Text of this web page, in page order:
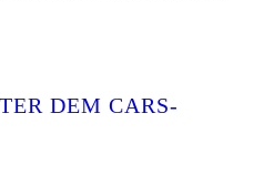
DEM CARS-